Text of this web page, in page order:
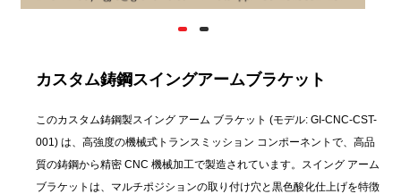
カスタム鋳鋼スイングアームブラケット
このカスタム鋳鋼製スイング アーム ブラケット (モデル: GI-CNC-CST-
001) は、高強度の機械式トランスミッション コンポーネントで、高品
質の鋳鋼から精密 CNC 機械加工で製造されています。スイング アーム
ブラケットは、マルチポジションの取り付け穴と黒色酸化仕上げを特徴